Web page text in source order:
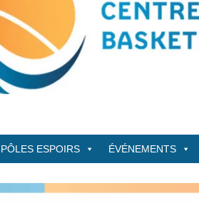
PÔLES ESPOIRS ÉVÉNEMENTS